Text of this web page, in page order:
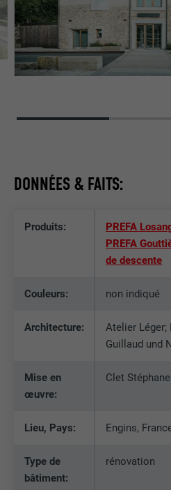
DONNÉES & FAITS:
Produits: PREFA
PREFA
de descente
Couleurs: non indiqué
Architecture:
Atelier Léger;
Guillaud und
Mise en
œuvre:
Clet
Lieu, Pays: Engins,
Type de
bâtiment:
rénovation